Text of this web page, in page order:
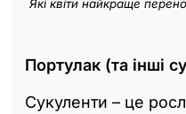
Які квіти найкраще
Портулак (та інші
Сукуленти – це